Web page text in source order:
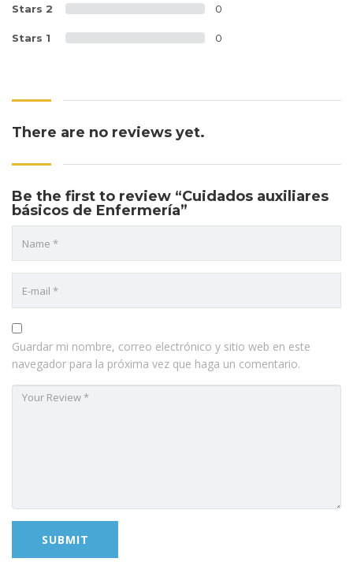
Stars 2 0
Stars 1 0
There are no reviews yet.
Be the first to review “Cuidados auxiliares
básicos de Enfermería”
Guardar mi nombre, correo electrónico y sitio web en este
navegador para la próxima vez que haga un comentario.